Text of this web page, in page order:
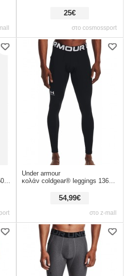
στο cosmossport
25€
στο z-mall
Under armour
κολάν coldgear® leggings 1366075-001
54,99€